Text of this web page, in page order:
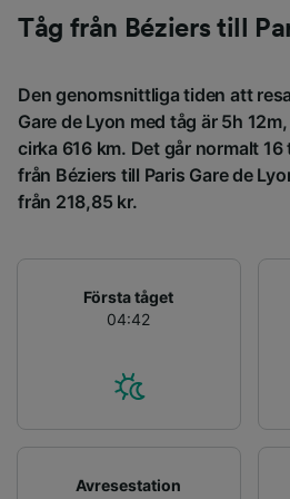
Tåg från Béziers till
Den genomsnittliga tiden att
Gare de Lyon med tåg är 5h
cirka 616 km. Det går normalt
från Béziers till Paris Gare de
från 218,85 kr.
Första tåget
04:42
Avresestation
egenskaper för
och/eller få åtkomst till
reklam- och
angående målgrupp och
Lista över partner